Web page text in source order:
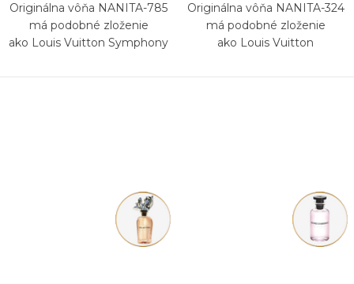
Originálna vôňa NANITA-785
má podobné zloženie
ako Louis Vuitton Symphony
Originálna vôňa NANITA-324
má podobné zloženie
ako Louis Vuitton